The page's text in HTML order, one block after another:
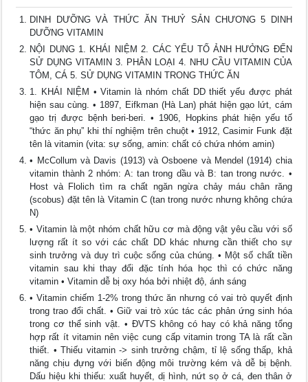
DINH DƯỠNG VÀ THỨC ĂN THUỶ SẢN CHƯƠNG 5 DINH
DƯỠNG VITAMIN
NỘI DUNG 1. KHÁI NIỆM 2. CÁC YẾU TỐ ẢNH HƯỞNG ĐẾN
SỬ DỤNG VITAMIN 3. PHÂN LOẠI 4. NHU CẦU VITAMIN CỦA
TÔM, CÁ 5. SỬ DỤNG VITAMIN TRONG THỨC ĂN
1. KHÁI NIỆM • Vitamin là nhóm chất DD thiết yếu được phát
hiện sau cùng. • 1897, Eifkman (Hà Lan) phát hiện gạo lứt, cám
gạo trị được bệnh beri-beri. • 1906, Hopkins phát hiện yếu tố
“thức ăn phụ” khi thí nghiệm trên chuột • 1912, Casimir Funk đặt
tên là vitamin (vita: sự sống, amin: chất có chứa nhóm amin)
• McCollum và Davis (1913) và Osboene và Mendel (1914) chia
vitamin thành 2 nhóm: A: tan trong dầu và B: tan trong nước. •
Host và Flolich tìm ra chất ngăn ngừa chảy máu chân răng
(scobus) đặt tên là Vitamin C (tan trong nước nhưng không chứa
N)
• Vitamin là một nhóm chất hữu cơ mà động vật yêu cầu với số
lượng rất ít so với các chất DD khác nhưng cần thiết cho sự
sinh trưởng và duy trì cuộc sống của chúng. • Một số chất tiền
vitamin sau khi thay đổi đặc tính hóa học thì có chức năng
vitamin • Vitamin dễ bị oxy hóa bởi nhiệt độ, ánh sáng
• Vitamin chiếm 1-2% trong thức ăn nhưng có vai trò quyết định
trong trao đổi chất. • Giữ vai trò xúc tác các phản ứng sinh hóa
trong cơ thể sinh vật. • ĐVTS không có hay có khả năng tổng
hợp rất ít vitamin nên việc cung cấp vitamin trong TA là rất cần
thiết. • Thiếu vitamin -> sinh trưởng chậm, tỉ lệ sống thấp, khả
năng chịu đựng với biến động môi trường kém và dễ bị bệnh.
Dấu hiệu khi thiếu: xuất huyết, dị hình, nứt sọ ở cá, đen thân ở